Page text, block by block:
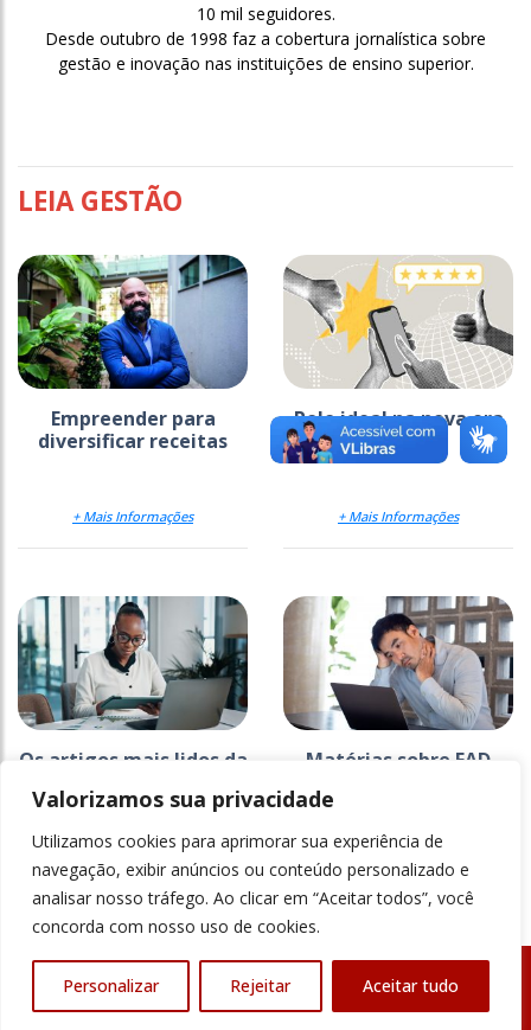
Valorizamos sua privacidade
Utilizamos cookies para aprimorar sua experiência de
navegação, exibir anúncios ou conteúdo personalizado e
analisar nosso tráfego. Ao clicar em “Aceitar todos”, você
concorda com nosso uso de cookies.
Personalizar Rejeitar Aceitar tudo
10 mil seguidores.
Desde outubro de 1998 faz a cobertura jornalística sobre
gestão e inovação nas instituições de ensino superior.
LEIA GESTÃO
Empreender para
diversificar receitas
+ Mais Informações
Polo ideal na nova era
do EAD
+ Mais Informações
Os artigos mais lidos da
+ Mais Informações
Matérias sobre EAD
mais lidas do ano; veja
+ Mais Informações
© Revista Ensino Superior - Todos os direitos reservados